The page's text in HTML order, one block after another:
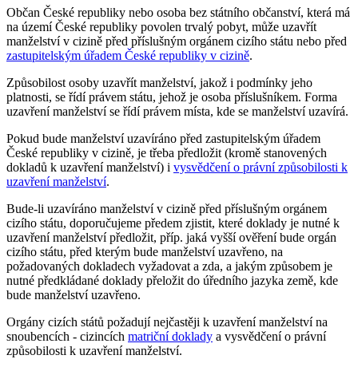
Občan České republiky nebo osoba bez státního občanství, která má
na území České republiky povolen trvalý pobyt, může uzavřít
manželství v cizině před příslušným orgánem cizího státu nebo před
zastupitelským úřadem České republiky v cizině.
Způsobilost osoby uzavřít manželství, jakož i podmínky jeho
platnosti, se řídí právem státu, jehož je osoba příslušníkem. Forma
uzavření manželství se řídí právem místa, kde se manželství uzavírá.
Pokud bude manželství uzavíráno před zastupitelským úřadem
České republiky v cizině, je třeba předložit (kromě stanovených
dokladů k uzavření manželství) i vysvědčení o právní způsobilosti k
uzavření manželství.
Bude-li uzavíráno manželství v cizině před příslušným orgánem
cizího státu, doporučujeme předem zjistit, které doklady je nutné k
uzavření manželství předložit, příp. jaká vyšší ověření bude orgán
cizího státu, před kterým bude manželství uzavřeno, na
požadovaných dokladech vyžadovat a zda, a jakým způsobem je
nutné předkládané doklady přeložit do úředního jazyka země, kde
bude manželství uzavřeno.
Orgány cizích států požadují nejčastěji k uzavření manželství na
snoubencích - cizincích matriční doklady a vysvědčení o právní
způsobilosti k uzavření manželství.